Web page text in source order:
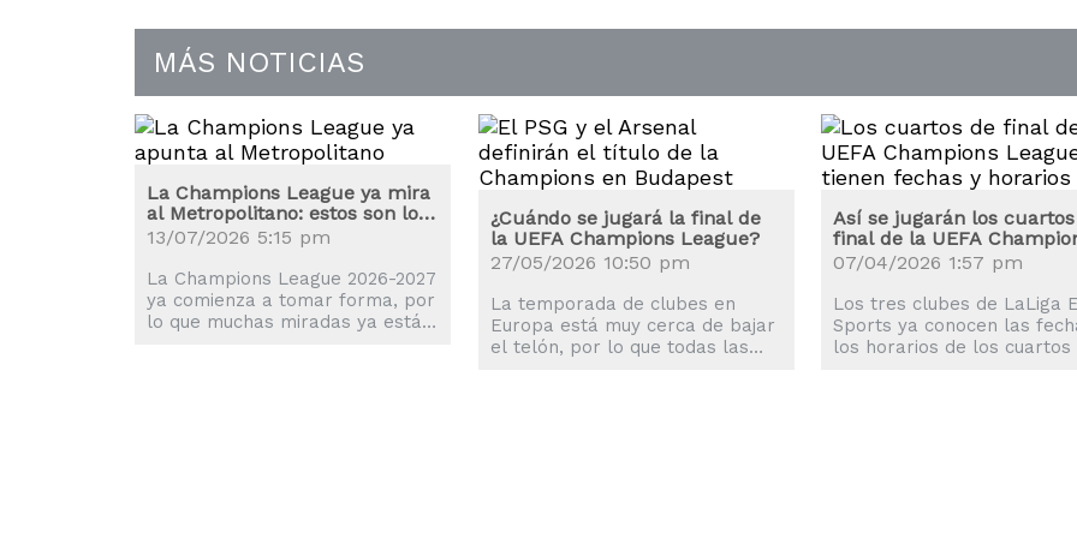
MÁS NOTICIAS
La Champions League ya mira
al Metropolitano: estos son los
clasificados
13/07/2026 5:15 pm
La Champions League 2026-2027
ya comienza a tomar forma, por
lo que muchas miradas ya están
¿Cuándo se jugará la final de
la UEFA Champions League?
27/05/2026 10:50 pm
La temporada de clubes en
Europa está muy cerca de bajar
el telón, por lo que todas las
Así se jugarán los
final de la UEFA
League
07/04/2026 1:57 pm
Los tres clubes de LaLiga
Sports ya conocen las
los horarios de los cuartos